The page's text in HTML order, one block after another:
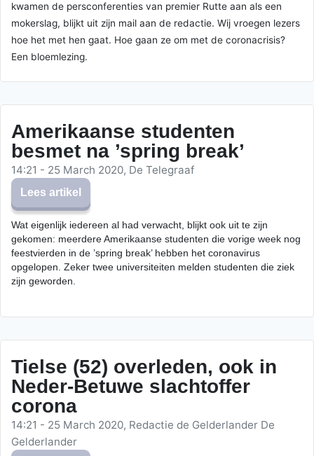
kwamen de persconferenties van premier Rutte aan als een
mokerslag, blijkt uit zijn mail aan de redactie. Wij vroegen lezers
hoe het met hen gaat. Hoe gaan ze om met de coronacrisis?
Een bloemlezing.
Amerikaanse studenten
besmet na ’spring break’
14:21 - 25 March 2020, De Telegraaf
Lees artikel
Wat eigenlijk iedereen al had verwacht, blijkt ook uit te zijn
gekomen: meerdere Amerikaanse studenten die vorige week nog
feestvierden in de ’spring break’ hebben het coronavirus
opgelopen. Zeker twee universiteiten melden studenten die ziek
zijn geworden.
Tielse (52) overleden, ook in
Neder-Betuwe slachtoffer
corona
14:21 - 25 March 2020, Redactie de Gelderlander De
Gelderlander